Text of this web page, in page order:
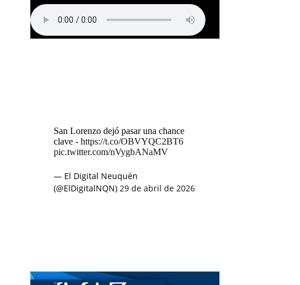
San Lorenzo dejó pasar una chance
clave - https://t.co/OBVYQC2BT6
pic.twitter.com/nVygbANaMV
— El Digital Neuquén
(@ElDigitalNQN) 29 de abril de 2026